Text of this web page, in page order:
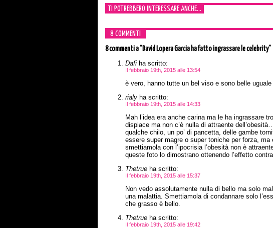
TI POTREBBERO INTERESSARE ANCHE...
8 COMMENTI
8 commentia “David Lopera Garcia ha fatto ingrassare le celebrity”
Dafiha scritto:
Il febbraio 19th, 2015 alle 13:54
è vero, hanno tutte un bel viso e sono belle uguale
rialyha scritto:
Il febbraio 19th, 2015 alle 14:33
Mah l’idea era anche carina ma le ha ingrassare
dispiace ma non c’è nulla di attraente
qualche chilo, un po’ di pancetta, delle gambe
essere super magre o super toniche per forza,
smettiamola con l’ipocrisia l’obesità non è
queste foto lo dimostrano ottenendo l’effetto
Thetrueha scritto:
Il febbraio 19th, 2015 alle 15:37
Non vedo assolutamente nulla di bello ma solo
una malattia. Smettiamola di condannare solo
che grasso è bello.
Thetrueha scritto:
Il febbraio 19th, 2015 alle 19:42